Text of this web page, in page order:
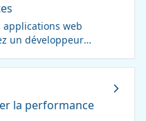
applications web
un développeur
la performance